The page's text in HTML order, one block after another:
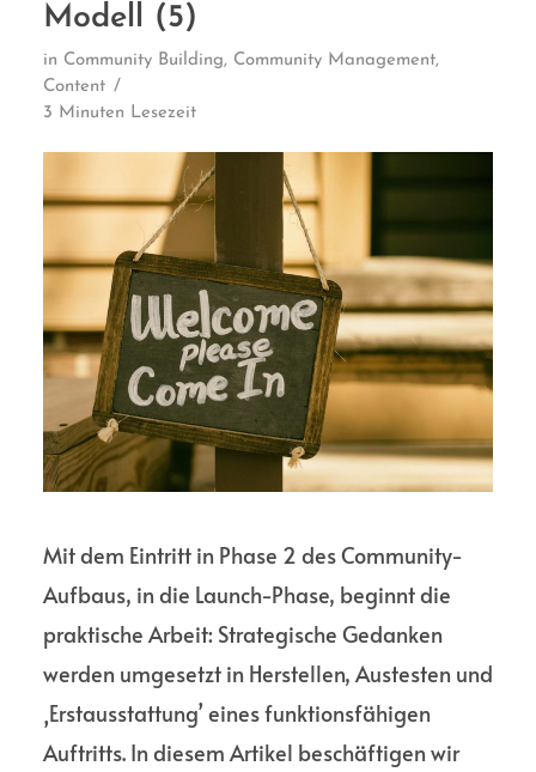
Modell (5)
in Community Building, Community Management,
Content
3 Minuten Lesezeit
Mit dem Eintritt in Phase 2 des Community-
Aufbaus, in die Launch-Phase, beginnt die
praktische Arbeit: Strategische Gedanken
werden umgesetzt in Herstellen, Austesten und
‚Erstausstattung’ eines funktionsfähigen
Auftritts. In diesem Artikel beschäftigen wir